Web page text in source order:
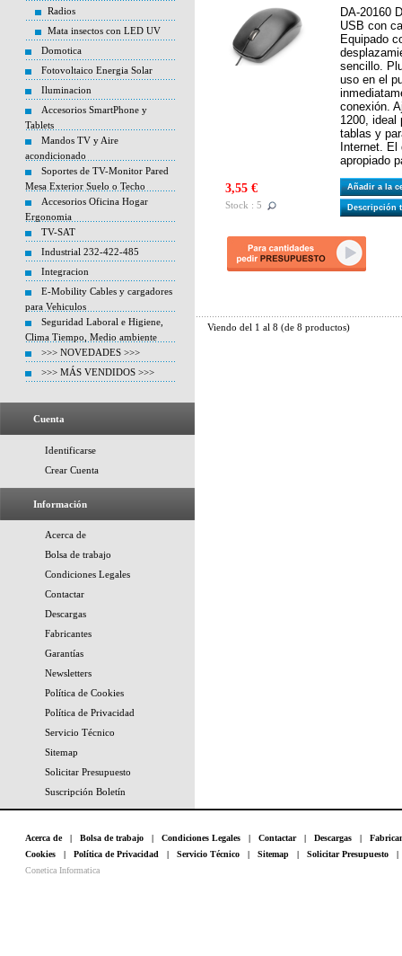
Radios
Mata insectos con LED UV
Domotica
Fotovoltaico Energia Solar
Iluminacion
Accesorios SmartPhone y
Tablets
Mandos TV y Aire
acondicionado
Soportes de TV-Monitor Pared
Mesa Exterior Suelo o Techo
Accesorios Oficina Hogar
Ergonomia
TV-SAT
Industrial 232-422-485
Integracion
E-Mobility Cables y cargadores
para Vehiculos
Seguridad Laboral e Higiene,
Clima Tiempo, Medio ambiente
>>> NOVEDADES >>>
>>> MÁS VENDIDOS >>>
Cuenta
Identificarse
Crear Cuenta
Información
Acerca de
Bolsa de trabajo
Condiciones Legales
Contactar
Descargas
Fabricantes
Garantías
Newsletters
Política de Cookies
Política de Privacidad
Servicio Técnico
Sitemap
Solicitar Presupuesto
Suscripción Boletín
DA-20160
USB con
Equipado
sencillo.
uso en el
conexión.
1200, ideal
tablas y
Internet.
apropiado
3,55 €
Stock : 5
Añadir a la
Descripción
Viendo del 1 al 8 (de 8 productos)
Acerca de| Bolsa de trabajo | Condiciones Legales | Contactar| Descargas |
Cookies | Política de Privacidad | Servicio Técnico | Sitemap | Solicitar Presupuesto
Conetica Informatica